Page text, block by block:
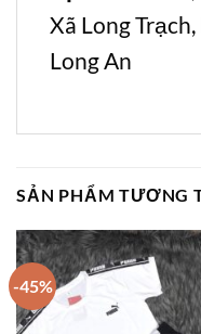
Xã Long
Long An
SẢN PHẨM TƯƠNG
-45%